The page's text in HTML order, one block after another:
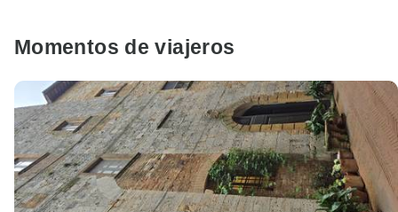
Momentos de viajeros